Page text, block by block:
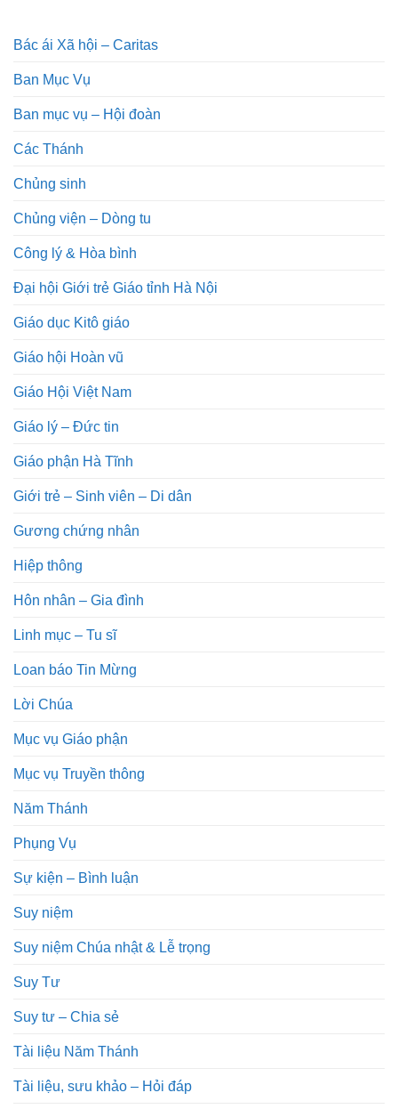
Bác ái Xã hội – Caritas
Ban Mục Vụ
Ban mục vụ – Hội đoàn
Các Thánh
Chủng sinh
Chủng viện – Dòng tu
Công lý & Hòa bình
Đại hội Giới trẻ Giáo tỉnh Hà Nội
Giáo dục Kitô giáo
Giáo hội Hoàn vũ
Giáo Hội Việt Nam
Giáo lý – Đức tin
Giáo phận Hà Tĩnh
Giới trẻ – Sinh viên – Di dân
Gương chứng nhân
Hiệp thông
Hôn nhân – Gia đình
Linh mục – Tu sĩ
Loan báo Tin Mừng
Lời Chúa
Mục vụ Giáo phận
Mục vụ Truyền thông
Năm Thánh
Phụng Vụ
Sự kiện – Bình luận
Suy niệm
Suy niệm Chúa nhật & Lễ trọng
Suy Tư
Suy tư – Chia sẻ
Tài liệu Năm Thánh
Tài liệu, sưu khảo – Hỏi đáp